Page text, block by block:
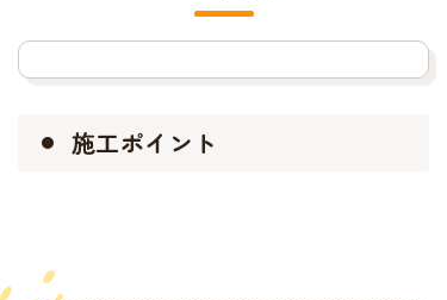
施工ポイント